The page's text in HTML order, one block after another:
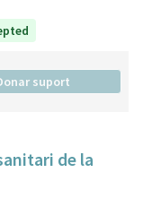
suport
de la